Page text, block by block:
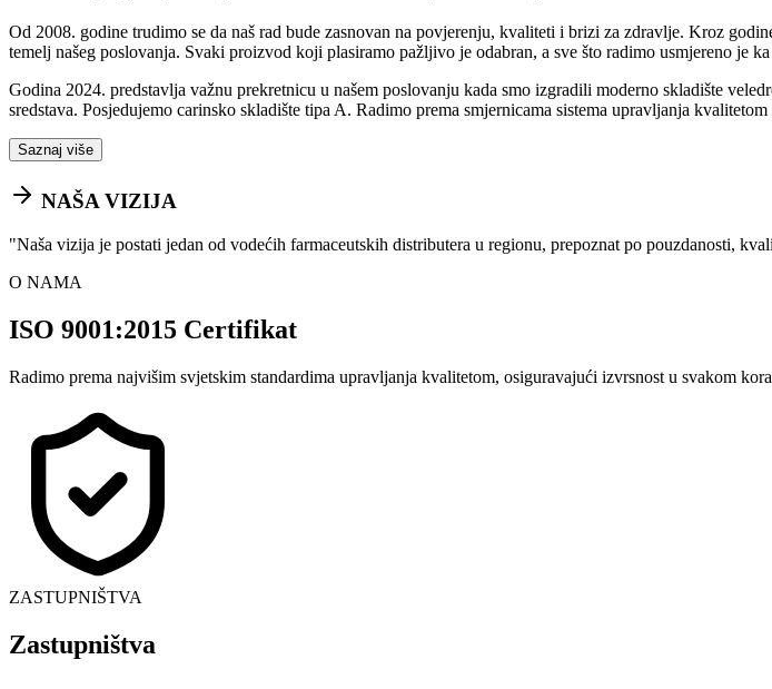
Od 2008. godine trudimo se da naš rad bude zasnovan na povjerenju, kvaliteti i brizi za zdravlje. Kroz
temelj našeg poslovanja. Svaki proizvod koji plasiramo pažljivo je odabran, a sve što radimo usmjereno je
Godina 2024. predstavlja važnu prekretnicu u našem poslovanju kada smo izgradili moderno skladište
sredstava. Posjedujemo carinsko skladište tipa A. Radimo prema smjernicama sistema upravljanja
Saznaj više
NAŠA VIZIJA
"Naša vizija je postati jedan od vodećih farmaceutskih distributera u regionu, prepoznat po pouzdanosti,
O NAMA
ISO 9001:2015 Certifikat
Radimo prema najvišim svjetskim standardima upravljanja kvalitetom, osiguravajući izvrsnost u svakom
ZASTUPNIŠTVA
Zastupništva